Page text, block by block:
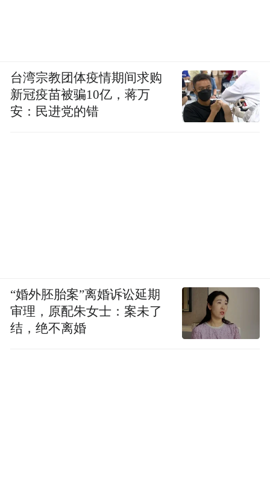
台湾宗教团体疫情期间求购
新冠疫苗被骗10亿，蒋万
安：民进党的错
“婚外胚胎案”离婚诉讼延期
审理，原配朱女士：案未了
结，绝不离婚